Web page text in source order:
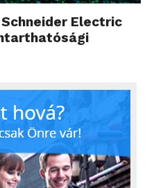
Electric